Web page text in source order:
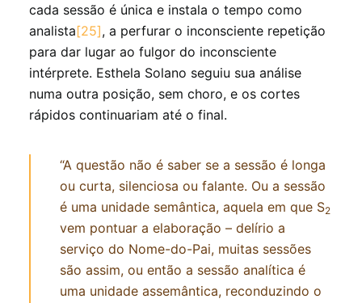
cada sessão é única e instala o tempo como
analista[25], a perfurar o inconsciente repetição
para dar lugar ao fulgor do inconsciente
intérprete. Esthela Solano seguiu sua análise
numa outra posição, sem choro, e os cortes
rápidos continuariam até o final.
“A questão não é saber se a sessão é longa
ou curta, silenciosa ou falante. Ou a sessão
é uma unidade semântica, aquela em que S2
vem pontuar a elaboração – delírio a
serviço do Nome-do-Pai, muitas sessões
são assim, ou então a sessão analítica é
uma unidade assemântica, reconduzindo o